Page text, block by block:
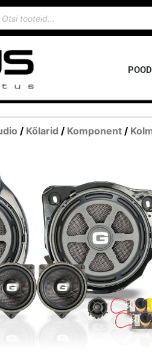
POOD
/ Kõlarid / Komponent/